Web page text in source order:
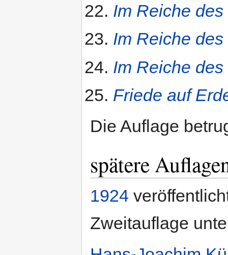
Im Reiche
Im Reiche
Im Reiche
Friede auf
Die Auflage
spätere
1924
Zweitauflage